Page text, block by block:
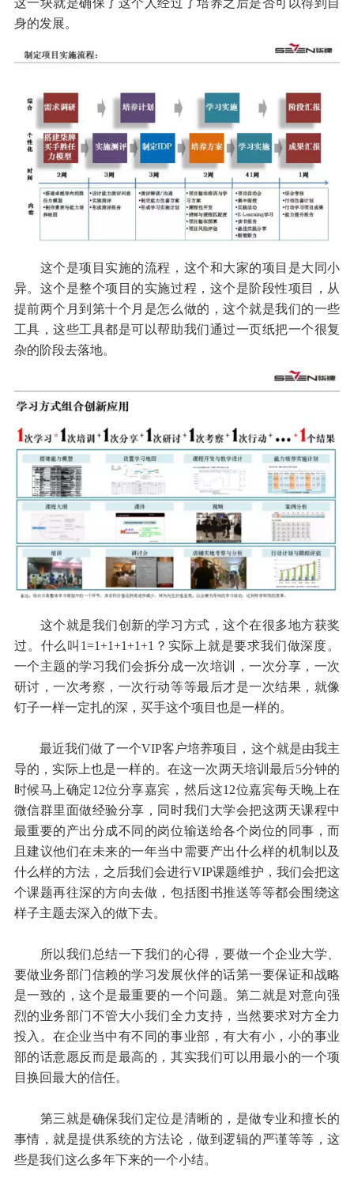
这一块就是确保了这个人经过了培养之后是否可以得到自
身的发展。
这个是项目实施的流程，这个和大家的项目是大同小
异。这个是整个项目的实施过程，这个是阶段性项目，从
提前两个月到第十个月是怎么做的，这个就是我们的一些
工具，这些工具都是可以帮助我们通过一页纸把一个很复
杂的阶段去落地。
这个就是我们创新的学习方式，这个在很多地方获奖
过。什么叫1=1+1+1+1+1？实际上就是要求我们做深度。
一个主题的学习我们会拆分成一次培训，一次分享，一次
研讨，一次考察，一次行动等等最后才是一次结果，就像
钉子一样一定扎的深，买手这个项目也是一样的。
最近我们做了一个VIP客户培养项目，这个就是由我主
导的，实际上也是一样的。在这一次两天培训最后5分钟的
时候马上确定12位分享嘉宾，然后这12位嘉宾每天晚上在
微信群里面做经验分享，同时我们大学会把这两天课程中
最重要的产出分成不同的岗位输送给各个岗位的同事，而
且建议他们在未来的一年当中需要产出什么样的机制以及
什么样的方法，之后我们会进行VIP课题维护，我们会把这
个课题再往深的方向去做，包括图书推送等等都会围绕这
样子主题去深入的做下去。
所以我们总结一下我们的心得，要做一个企业大学、
要做业务部门信赖的学习发展伙伴的话第一要保证和战略
是一致的，这个是最重要的一个问题。第二就是对意向强
烈的业务部门不管大小我们全力支持，当然要求对方全力
投入。在企业当中有不同的事业部，有大有小，小的事业
部的话意愿反而是最高的，其实我们可以用最小的一个项
目换回最大的信任。
第三就是确保我们定位是清晰的，是做专业和擅长的
事情，就是提供系统的方法论，做到逻辑的严谨等等，这
些是我们这么多年下来的一个小结。